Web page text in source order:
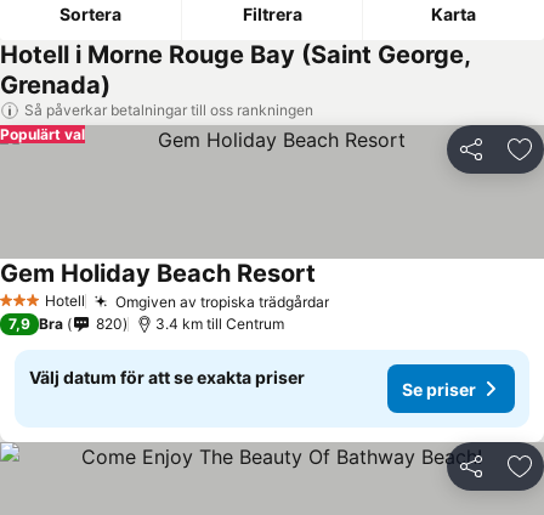
Sortera Filtrera Karta
Hotell i Morne Rouge Bay (Saint George,
Grenada)
Så påverkar betalningar till oss rankningen
Dela
Populärt val
3 StjärnorHotell Omgiven av tropiska trädgårdar
Gem Holiday Beach Resort
7,9 Bra 820 3.4 km till Centrum
Välj datum för att se exakta priser
Se priser
Dela